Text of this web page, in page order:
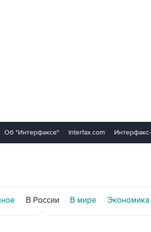
Об "Интерфаксе" Interfax.com
В России В мире Экономика